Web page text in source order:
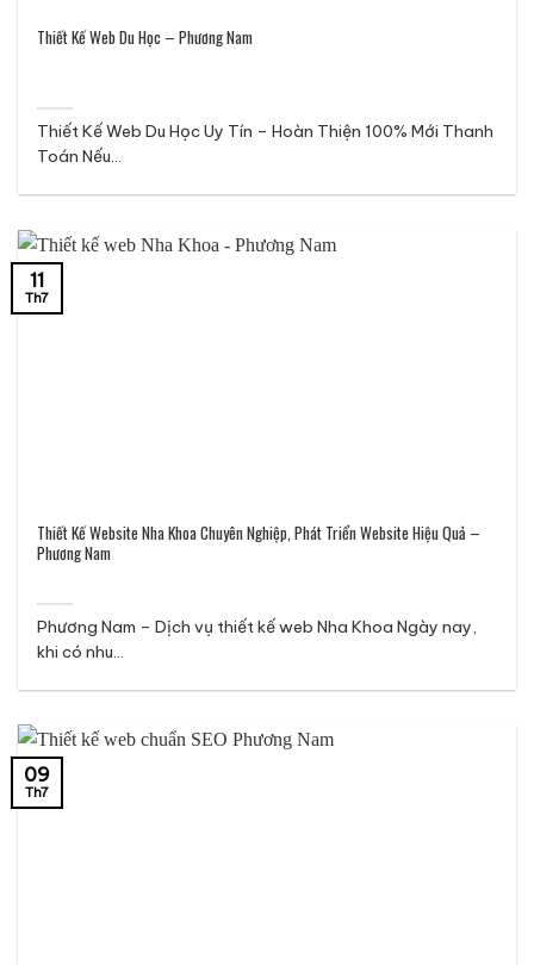
Thiết Kế Web Du Học – Phương Nam
Thiết Kế Web Du Học Uy Tín – Hoàn Thiện 100% Mới Thanh
Toán Nếu...
Thiết Kế Website Nha Khoa Chuyên Nghiệp, Phát Triển Website Hiệu Quả –
Phương Nam
Phương Nam – Dịch vụ thiết kế web Nha Khoa Ngày nay,
khi có nhu...
11
Th7
09
Th7